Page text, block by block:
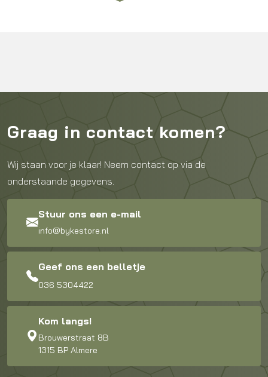
Graag in contact komen?
Wij staan voor je klaar! Neem contact op via de
onderstaande gegevens.
Stuur ons een e-mail
info@bykestore.nl
Geef ons een belletje
036 5304422
Kom langs!
Brouwerstraat 8B
1315 BP Almere